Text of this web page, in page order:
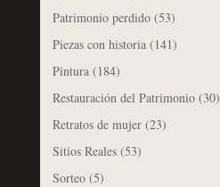
Patrimonio perdido(53)
Piezas con historia(141)
Pintura(184)
Restauración del Patrimonio(30)
Retratos de mujer(23)
Sitios Reales(53)
Sorteo(5)